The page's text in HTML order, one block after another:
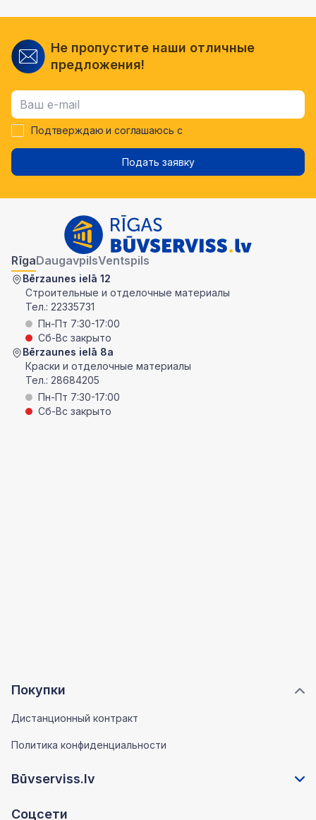
Не пропустите наши отличные
предложения!
Подтверждаю и соглашаюсь с
Подать заявку
Покупки
Дистанционный контракт
Политика конфиденциальности
Būvserviss.lv
Соцсети
RīgaDaugavpilsVentspils
Bērzaunes ielā 12
Строительные и отделочные материалы
Тел.: 22335731
Пн-Пт 7:30-17:00
Сб-Вс закрыто
Bērzaunes ielā 8a
Краски и отделочные материалы
Тел.: 28684205
Пн-Пт 7:30-17:00
Сб-Вс закрыто